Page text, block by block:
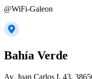
@WiFi-Galeon
Bahía Verde
Av. Juan Carlos I, 43,